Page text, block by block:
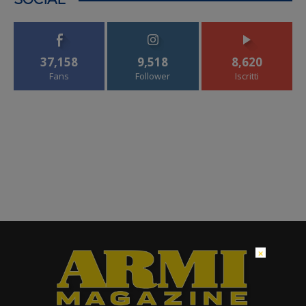
37,158
Fans
9,518
Follower
8,620
Iscritti
×